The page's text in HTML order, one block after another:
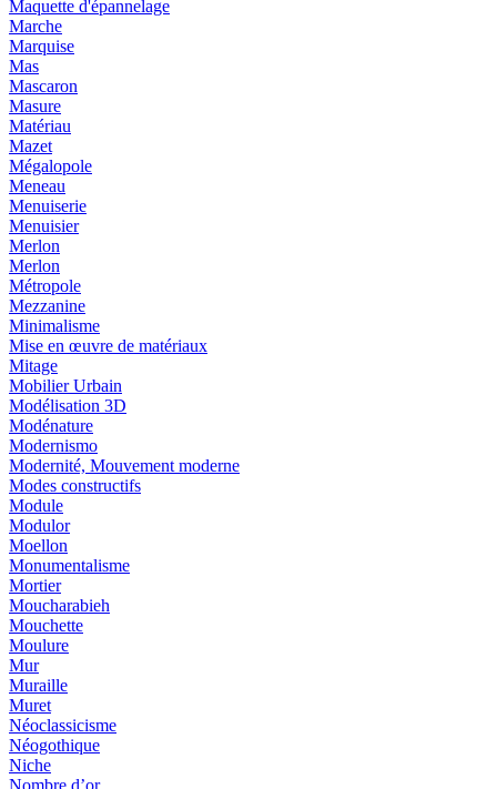
Maquette d'épannelage
Marche
Marquise
Mas
Mascaron
Masure
Matériau
Mazet
Mégalopole
Meneau
Menuiserie
Menuisier
Merlon
Merlon
Métropole
Mezzanine
Minimalisme
Mise en œuvre de matériaux
Mitage
Mobilier Urbain
Modélisation 3D
Modénature
Modernismo
Modernité, Mouvement moderne
Modes constructifs
Module
Modulor
Moellon
Monumentalisme
Mortier
Moucharabieh
Mouchette
Moulure
Mur
Muraille
Muret
Néoclassicisme
Néogothique
Niche